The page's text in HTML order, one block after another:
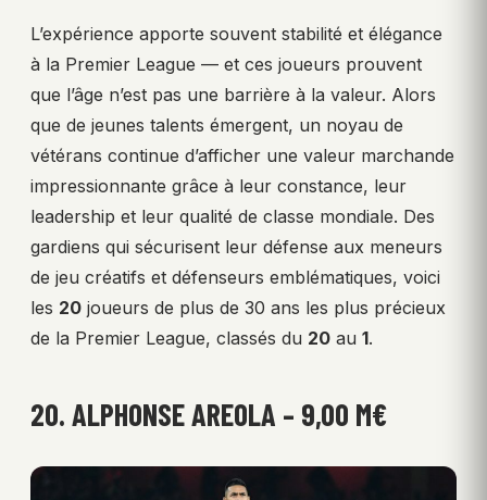
L’expérience apporte souvent stabilité et élégance
à la Premier League — et ces joueurs prouvent
que l’âge n’est pas une barrière à la valeur. Alors
que de jeunes talents émergent, un noyau de
vétérans continue d’afficher une valeur marchande
impressionnante grâce à leur constance, leur
leadership et leur qualité de classe mondiale. Des
gardiens qui sécurisent leur défense aux meneurs
de jeu créatifs et défenseurs emblématiques, voici
les 20 joueurs de plus de 30 ans les plus précieux
de la Premier League, classés du 20 au 1.
20. ALPHONSE AREOLA – 9,00 M€